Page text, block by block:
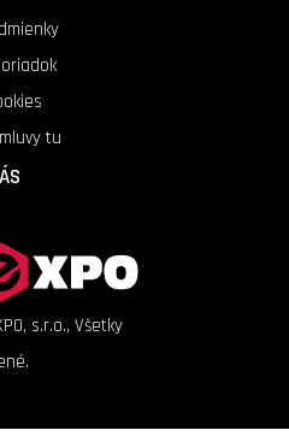
tu
s.r.o., Všetky